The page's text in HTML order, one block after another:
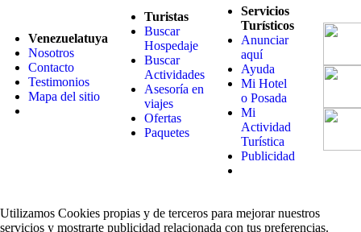
Venezuelatuya
Nosotros
Contacto
Testimonios
Mapa del sitio
Turistas
Buscar
Hospedaje
Buscar
Actividades
Asesoría en
viajes
Ofertas
Paquetes
Servicios
Turísticos
Anunciar
aquí
Ayuda
Mi Hotel
o Posada
Mi
Actividad
Turística
Publicidad
Utilizamos Cookies propias y de terceros para mejorar nuestros
servicios y mostrarte publicidad relacionada con tus preferencias.